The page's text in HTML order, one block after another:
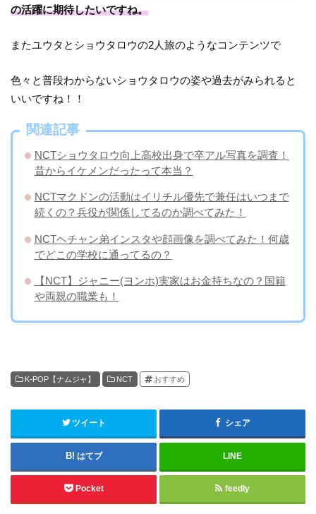
の活躍に期待したいですね。
またユウタとショウタロウの2人旅のようなコンテンツで
色々と普段わからないショウタロウの姿や過去がみられると
いいですね！！
関連記事
NCTショウタロウ向上高校出身で卒アル写真を調査！
昔からイケメンだったって本当？
NCTマクドンの活動はイリチル優先で兼任はいつまで
続くの？兵役が関係してるのか調べてみた！
NCTヘチャン弟インスタや顔画像を調べてみた！何歳
でどこの学校に通ってるの？
【NCT】ジャニー(ヨンホ)実家はお金持ちなの？国籍
や両親の職業も！
K-POP【ナムジャ】 NCT おすすめ
ツイート シェア
はてブ LINE
Pocket feedly